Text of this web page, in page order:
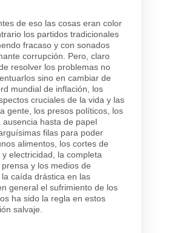
de eso las cosas eran color
los partidos tradicionales
fracaso y con sonados
corrupción. Pero, claro
resolver los problemas no
sino en cambiar de
mundial de inflación, los
cruciales de la vida y las
gente, los presos políticos, los
ausencia hasta de papel
filas para poder
alimentos, los cortes de
electricidad, la completa
y los medios de
caída drástica en las
general el sufrimiento de los
ha sido la regla en estos
salvaje.